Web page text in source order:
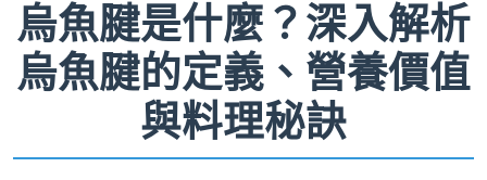
烏魚腱是什麼？深入解析
烏魚腱的定義、營養價值
與料理秘訣